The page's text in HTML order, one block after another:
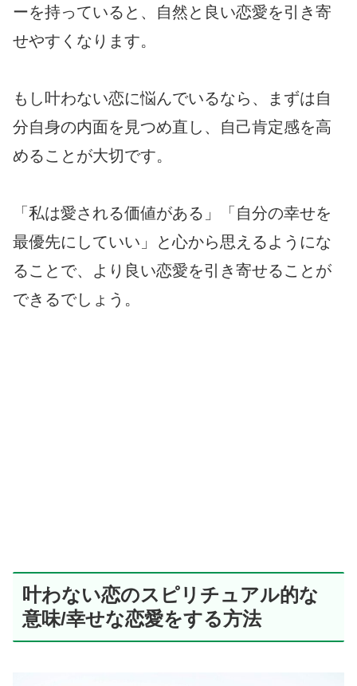
ーを持っていると、自然と良い恋愛を引き寄
せやすくなります。
もし叶わない恋に悩んでいるなら、まずは自
分自身の内面を見つめ直し、自己肯定感を高
めることが大切です。
「私は愛される価値がある」「自分の幸せを
最優先にしていい」と心から思えるようにな
ることで、より良い恋愛を引き寄せることが
できるでしょう。
叶わない恋のスピリチュアル的な
意味/幸せな恋愛をする方法